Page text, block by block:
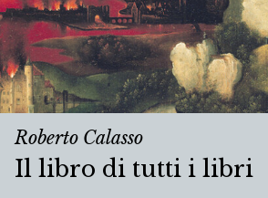
Roberto Calasso
Il libro di tutti i libri